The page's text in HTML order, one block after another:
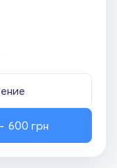
600 грн